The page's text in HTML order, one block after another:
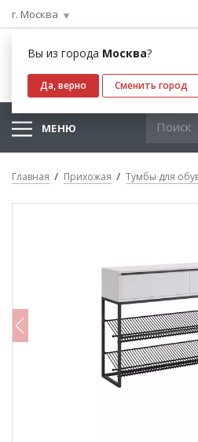
г. Москва
Вы из города Москва?
Да, верно Сменить город
МЕНЮ
Главная Прихожая Тумбы для